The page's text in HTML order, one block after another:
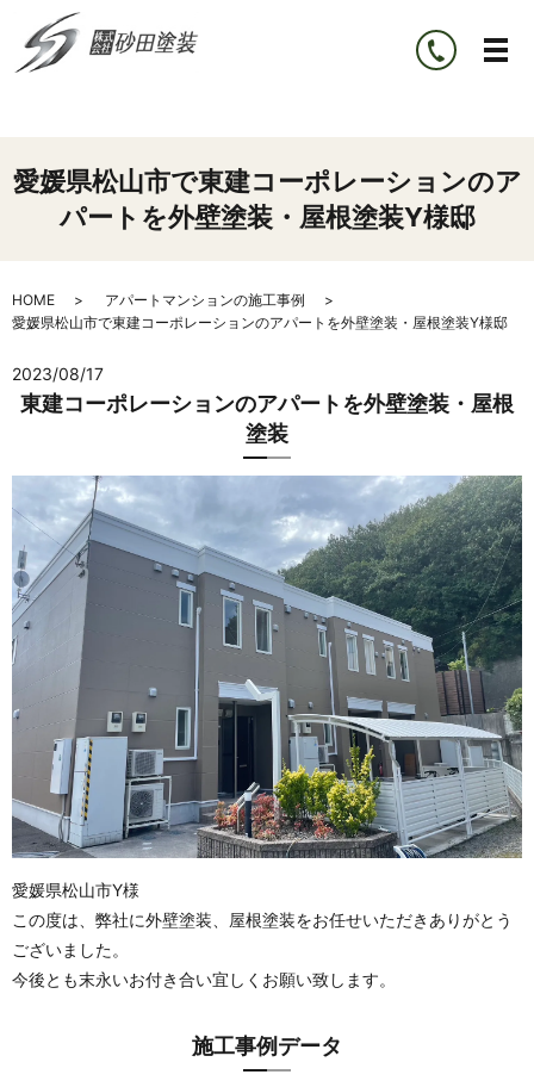
愛媛県松山市で東建コーポレーションのア
パートを外壁塗装・屋根塗装Y様邸
HOME
アパートマンションの施工事例
愛媛県松山市で東建コーポレーションのアパートを外壁塗装・屋根塗装Y様邸
2023/08/17
東建コーポレーションのアパートを外壁塗装・屋根
塗装
愛媛県松山市Y様
この度は、弊社に外壁塗装、 屋根塗装をお任せいただきありがとう
ございました。
今後とも末永いお付き合い宜しくお願い致します。
施工事例データ